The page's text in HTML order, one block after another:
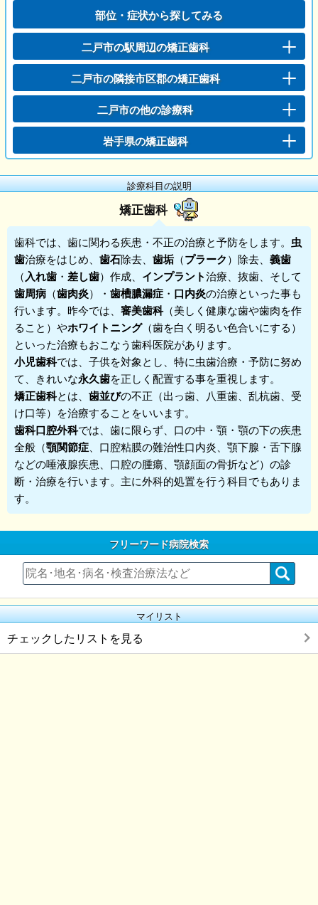
部位・症状から探してみる
二戸市の駅周辺の矯正歯科
二戸市の隣接市区郡の矯正歯科
二戸市の他の診療科
岩手県の矯正歯科
診療科目の説明
矯正歯科
歯科では、歯に関わる疾患・不正の治療と予防をします。 虫
歯治療をはじめ、 歯石除去、 歯垢 （プラーク）除去、 義歯
（入れ歯 ・ 差し歯）作成、 インプラント治療、抜歯、そして
歯周病 （歯肉炎）・ 歯槽膿漏症 ・ 口内炎の治療といった事も
行います。昨今では、 審美歯科（美しく健康な歯や歯肉を作
ること）やホワイトニング（歯を白く明るい色合いにする）
といった治療もおこなう歯科医院があります。
小児歯科では、子供を対象とし、特に虫歯治療・予防に努め
て、きれいな永久歯を正しく配置する事を重視します。
矯正歯科とは、 歯並びの不正（出っ歯、八重歯、乱杭歯、受
け口等）を治療することをいいます。
歯科口腔外科では、歯に限らず、口の中・顎・顎の下の疾患
全般（顎関節症 、口腔粘膜の難治性口内炎、顎下腺・舌下腺
などの唾液腺疾患、口腔の腫瘍、顎顔面の骨折など）の診
断・治療を行います。主に外科的処置を行う科目でもありま
す。
フリーワード病院検索
マイリスト
チェックしたリストを見る